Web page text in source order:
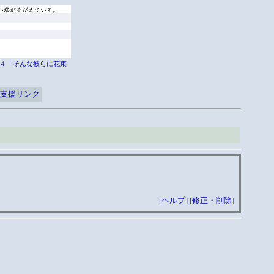
「そんな彼らに花束
援リンク
[ヘルプ] [修正・削除]